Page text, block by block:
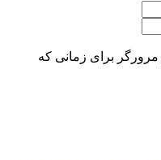
مرورگر برای زمانی که